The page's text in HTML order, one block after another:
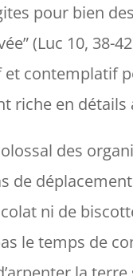
pour bien
” (Luc 10, 38-
contemplatif
riche en détails
des
de
ni de
le temps de